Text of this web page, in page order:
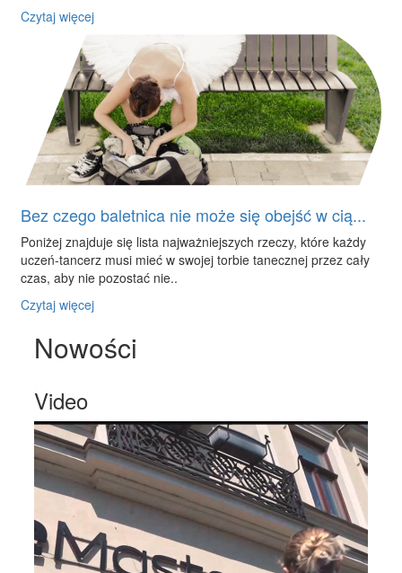
Czytaj więcej
Bez czego baletnica nie może się obejść w cią...
Poniżej znajduje się lista najważniejszych rzeczy, które każdy
uczeń-tancerz musi mieć w swojej torbie tanecznej przez cały
czas, aby nie pozostać nie..
Czytaj więcej
Nowości
Video